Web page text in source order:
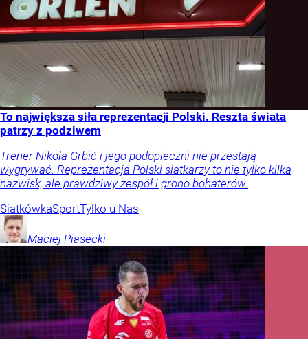
To największa siła reprezentacji Polski. Reszta świata
patrzy z podziwem
Trener Nikola Grbić i jego podopieczni nie przestają
wygrywać. Reprezentacja Polski siatkarzy to nie tylko kilka
nazwisk, ale prawdziwy zespół i grono bohaterów.
SiatkówkaSportTylko u Nas
Maciej Piasecki